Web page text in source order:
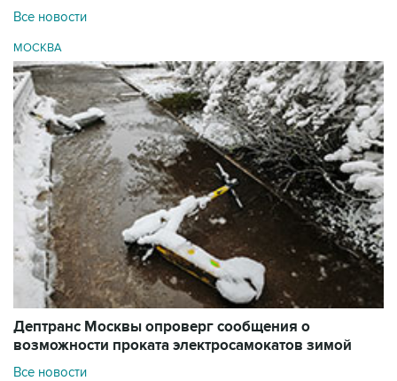
Все новости
МОСКВА
Дептранс Москвы опроверг сообщения о
возможности проката электросамокатов зимой
Все новости